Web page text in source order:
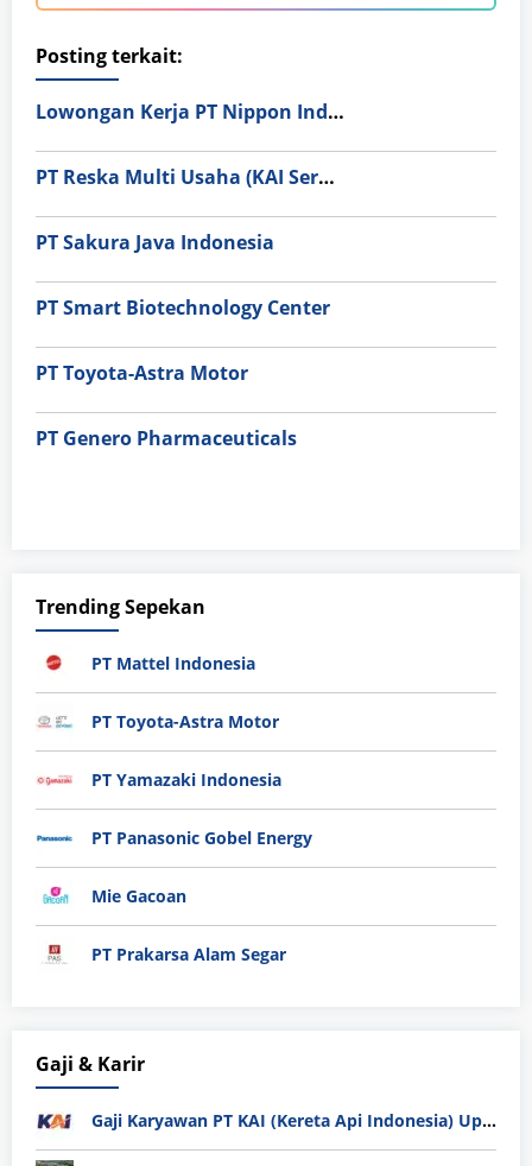
Posting terkait:
Lowongan Kerja PT Nippon Indosari Corpindo Tbk. Bulan Agustus 2026
PT Reska Multi Usaha (KAI Services)
PT Sakura Java Indonesia
PT Smart Biotechnology Center
PT Toyota-Astra Motor
PT Genero Pharmaceuticals
Trending Sepekan
PT Mattel Indonesia
PT Toyota-Astra Motor
PT Yamazaki Indonesia
PT Panasonic Gobel Energy
Mie Gacoan
PT Prakarsa Alam Segar
Gaji & Karir
Gaji Karyawan PT KAI (Kereta Api Indonesia) Update 2025